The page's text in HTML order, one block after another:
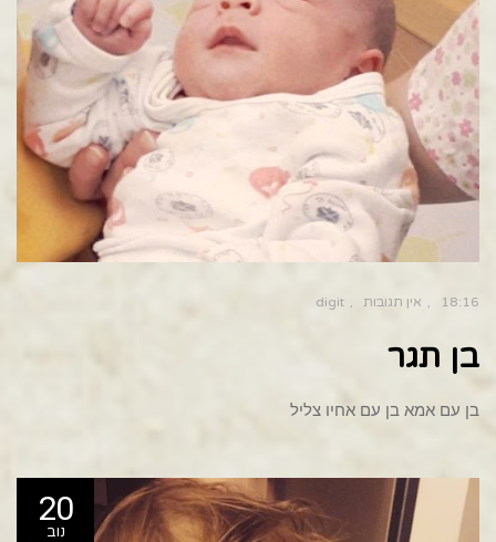
18:16 אין תגובות digit
בן תגר
בן עם אמא בן עם אחיו צליל
20
נוב